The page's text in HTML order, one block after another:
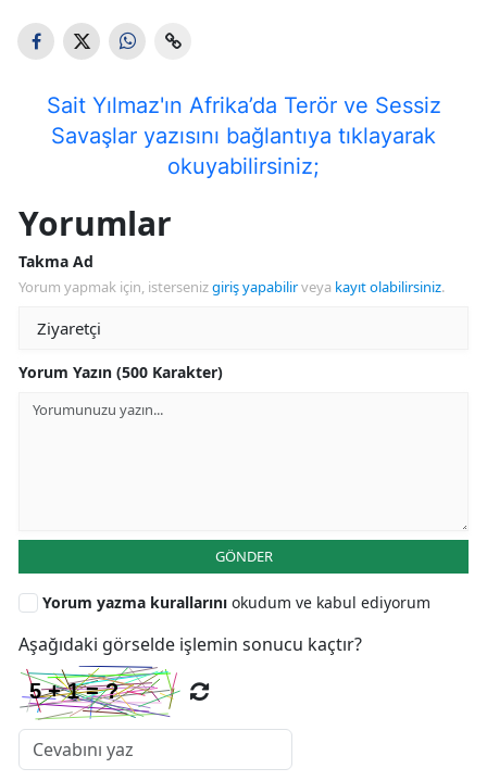
Sait Yılmaz'ın Afrika’da Terör ve Sessiz
Savaşlar yazısını bağlantıya tıklayarak
okuyabilirsiniz;
Yorumlar
Takma Ad
Yorum yapmak için, istersenizgiriş yapabilirveya kayıt olabilirsiniz.
Yorum Yazın (500 Karakter)
GÖNDER
Yorum yazma kurallarını okudum ve kabul ediyorum
Aşağıdaki görselde işlemin sonucu kaçtır?